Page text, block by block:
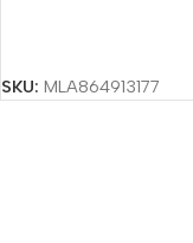
SKU: MLA864913177